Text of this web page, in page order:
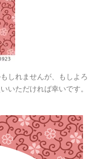
しれませんが、もしよろ
いただければ幸いです。